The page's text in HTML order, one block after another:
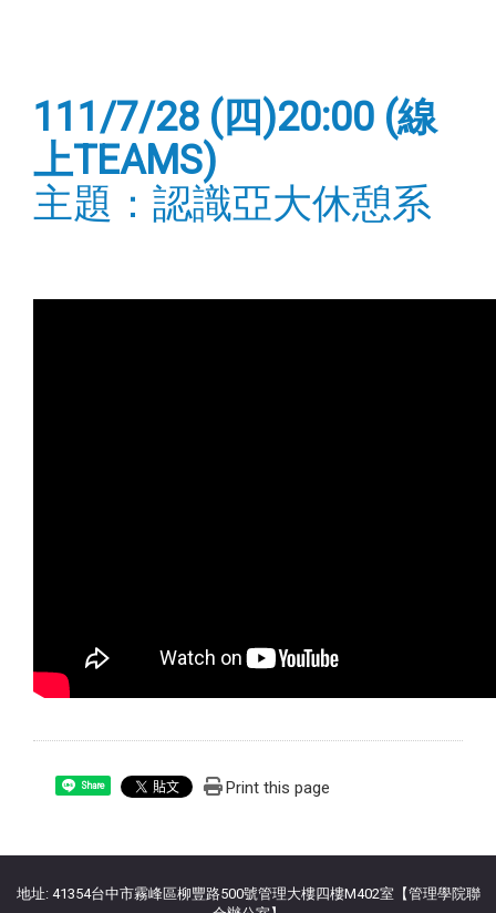
111/7/28 (四)20:00 (線
上TEAMS)
主題：認識亞大休憩系
Share Print this page
地址: 41354台中市霧峰區柳豐路500號管理大樓四樓M402室【管理學院聯